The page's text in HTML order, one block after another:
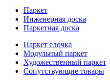
Паркет
Инженерная доска
Паркетная доска
Паркет елочка
Модульный паркет
Художественный паркет
Сопутствующие товары